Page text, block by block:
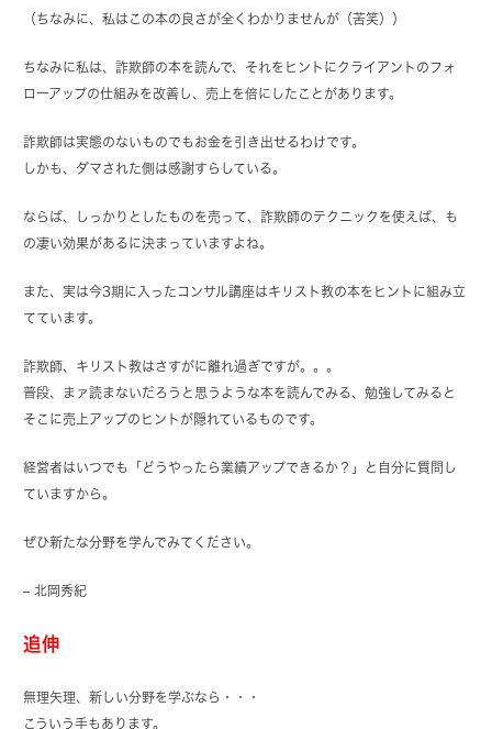
（ちなみに、私はこの本の良さが全くわかりませんが（苦笑））
ちなみに私は、詐欺師の本を読んで、それをヒントにクライアントのフォ
ローアップの仕組みを改善し、売上を倍にしたことがあります。
詐欺師は実態のないものでもお金を引き出せるわけです。
しかも、ダマされた側は感謝すらしている。
ならば、しっかりとしたものを売って、詐欺師のテクニックを使えば、も
の凄い効果があるに決まっていますよね。
また、実は今3期に入ったコンサル講座はキリスト教の本をヒントに組み立
てています。
詐欺師、キリスト教はさすがに離れ過ぎですが。。。
普段、まァ読まないだろうと思うような本を読んでみる、勉強してみると
そこに売上アップのヒントが隠れているものです。
経営者はいつでも「どうやったら業績アップできるか？」と自分に質問し
ていますから。
ぜひ新たな分野を学んでみてください。
– 北岡秀紀
追伸
無理矢理、新しい分野を学ぶなら・・・
こういう手もあります。